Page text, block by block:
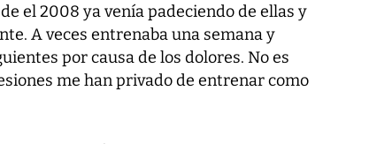
el 2008 ya venía padeciendo de ellas y
A veces entrenaba una semana y
por causa de los dolores. No es
me han privado de entrenar como